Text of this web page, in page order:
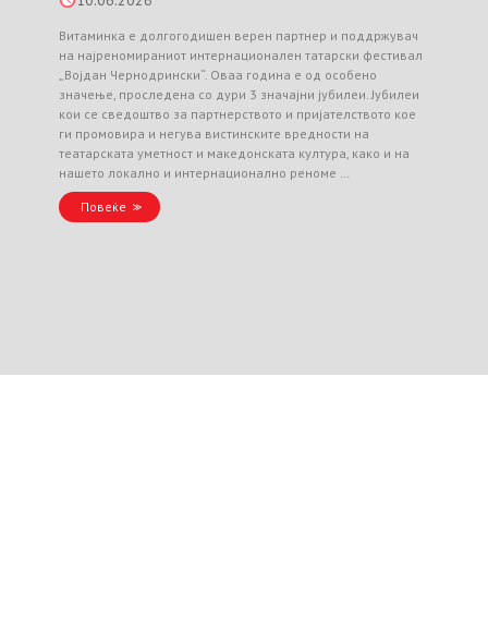
Витаминка е долгогодишен верен партнер и поддржувач
на најреномираниот интернационален татарски фестивал
„Војдан Чернодрински“. Оваа година е од особено
значење, проследена со дури 3 значајни јубилеи. Јубилеи
кои се сведоштво за партнерството и пријателството кое
ги промовира и негува вистинските вредности на
театарската уметност и македонската култура, како и на
нашето локално и интернационално реноме …
Повеќе